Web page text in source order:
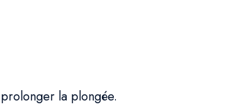
la plongée.